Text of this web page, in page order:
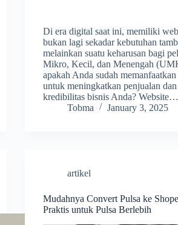
Di era digital saat ini, memiliki
bukan lagi sekadar kebutuhan
melainkan suatu keharusan bagi
Mikro, Kecil, dan Menengah
apakah Anda sudah
untuk meningkatkan penjualan
kredibilitas bisnis Anda? Website…
Tobma
January 3, 2025
artikel
Mudahnya Convert Pulsa ke
Praktis untuk Pulsa Berlebih